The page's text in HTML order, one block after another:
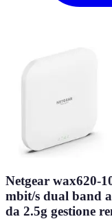
Netgear wax620-
mbit/s dual band
da 2.5g gestione